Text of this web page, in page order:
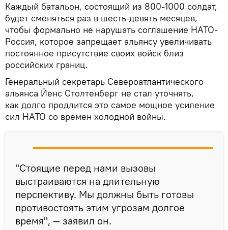
Каждый батальон, состоящий из 800-1000 солдат,
будет сменяться раз в шесть-девять месяцев,
чтобы формально не нарушать соглашение НАТО-
Россия, которое запрещает альянсу увеличивать
постоянное присутствие своих войск близ
российских границ.
Генеральный секретарь Североатлантического
альянса Йенс Столтенберг не стал уточнять,
как долго продлится это самое мощное усиление
сил НАТО со времен холодной войны.
"Стоящие перед нами вызовы
выстраиваются на длительную
перспективу. Мы должны быть готовы
противостоять этим угрозам долгое
время", — заявил он.